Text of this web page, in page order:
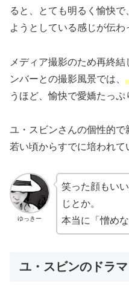
ると、とても明るく愉快
ようとしている感じが伝わ
メディア撮影のため再終
ンバーとの撮影風景では、
うほど、愉快で愛嬌たっぷ
ユ・スビンさんの個性的で
若い頃からすでに培われて
ゆっきー
笑った顔もい
じとか。
本当に「憎め
ユ・スビンのドラ